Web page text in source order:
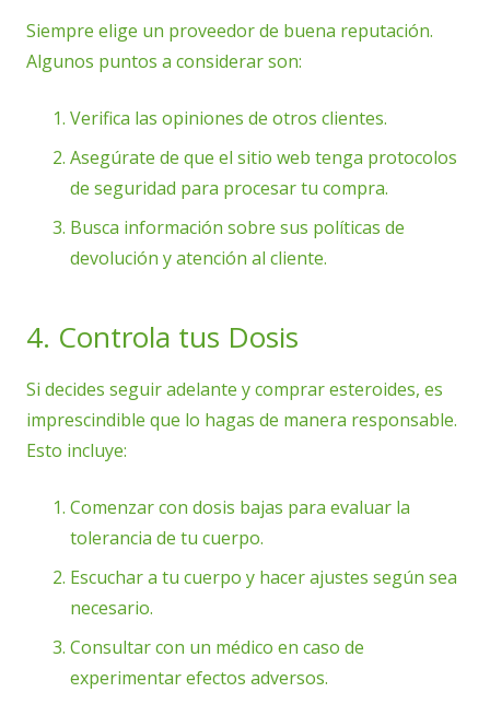
Siempre elige un proveedor de buena reputación.
Algunos puntos a considerar son:
Verifica las opiniones de otros clientes.
Asegúrate de que el sitio web tenga protocolos
de seguridad para procesar tu compra.
Busca información sobre sus políticas de
devolución y atención al cliente.
4. Controla tus Dosis
Si decides seguir adelante y comprar esteroides, es
imprescindible que lo hagas de manera responsable.
Esto incluye:
Comenzar con dosis bajas para evaluar la
tolerancia de tu cuerpo.
Escuchar a tu cuerpo y hacer ajustes según sea
necesario.
Consultar con un médico en caso de
experimentar efectos adversos.